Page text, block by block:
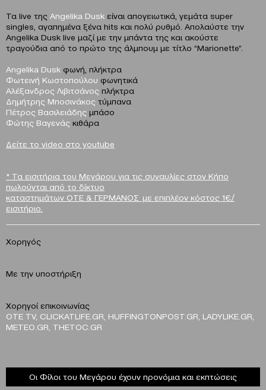
Τα live της Angelika Dusk είναι απογειωτικά, γεμάτα super
singles, αγαπημένα ξένα hits και πολύ ρυθμό. Απολαύστε την
Angelika Dusk live μαζί με την μπάντα της και ακούστε
τραγούδια από το πρώτο της άλμπουμ με τίτλο “Marionette”.
Angelika Dusk φωνή, πλήκτρα
Φωτεινή Κωστοπούλου φωνητικά
Αλέξανδρος Λιβιτσάνος πλήκτρα
Δημήτρης Μποσινάκος τύμπανα
Πέτρος Βασιλειάδης μπάσο
Φώτης Βαγενάς κιθάρα
Δείτε το video στο youtube
* Τα εισιτήρια του Μεγάρου για τις συναυλίες στον Κήπο
πωλούνται από το δίκτυο
καταστημάτων ΟΤΕ & ΓΕΡΜΑΝΟΣ με επιπλέον κόστος 1€/
εισιτήριο.
Χορηγός
Με την υποστήριξη
Χορηγοί επικοινωνίας
ΟΤΕ TV, CLICKATLIFE.GR, HUFFINGTONPOST.GR, LADYLIKE.GR,
METEO.GR, THETOC.GR
Οι Φίλοι του Μεγάρου έχουν προνόμια και εκπτώσεις